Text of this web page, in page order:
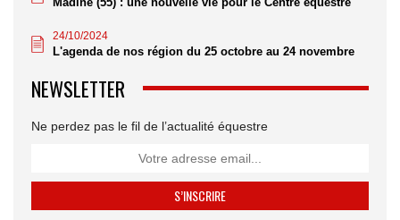
24/10/2024
L'agenda de nos région du 25 octobre au 24 novembre
NEWSLETTER
Ne perdez pas le fil de l’actualité équestre